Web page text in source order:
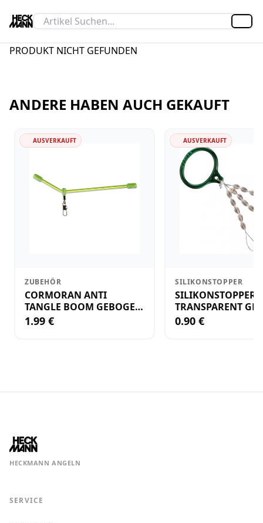
PRODUKT NICHT GEFUNDEN
ANDERE HABEN AUCH GEKAUFT
AUSVERKAUFT
ZUBEHÖR
CORMORAN ANTI
TANGLE BOOM GEBOGEN
12CM M.WIRBEL(PLASTIK)
1.99 €
AUSVERKAUFT
SILIKONSTOPPER
SILIKONSTOPPER
TRANSPARENT
KLEIN
0.90 €
HECKMANN ANGELN
SERVICE